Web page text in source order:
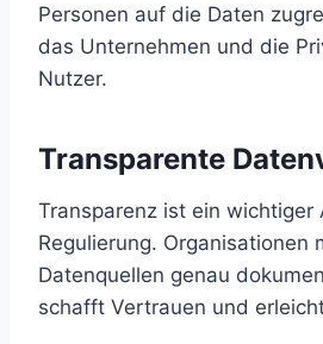
Personen auf die Daten
das Unternehmen und die
Nutzer.
Transparente
Transparenz ist ein wichtiger
Regulierung. Organisationen
Datenquellen genau
schafft Vertrauen und